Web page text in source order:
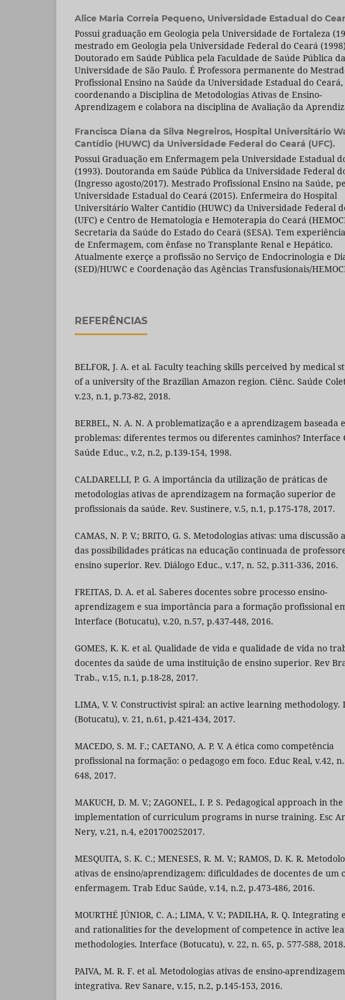
Alice Maria Correia Pequeno, Universidade Estadual do
Possui graduação em Geologia pela Universidade de Fortaleza
mestrado em Geologia pela Universidade Federal do Ceará
Doutorado em Saúde Pública pela Faculdade de Saúde Pública da
Universidade de São Paulo. É Professora permanente do
Profissional Ensino na Saúde da Universidade Estadual do Ceará,
coordenando a Disciplina de Metodologias Ativas de Ensino-
Aprendizagem e colabora na disciplina de Avaliação da
Francisca Diana da Silva Negreiros, Hospital Universitário
Cantídio (HUWC) da Universidade Federal do Ceará (UFC).
Possui Graduação em Enfermagem pela Universidade Estadual
(1993). Doutoranda em Saúde Pública da Universidade Federal
(Ingresso agosto/2017). Mestrado Profissional Ensino na Saúde,
Universidade Estadual do Ceará (2015). Enfermeira do Hospital
Universitário Walter Cantídio (HUWC) da Universidade Federal
(UFC) e Centro de Hematologia e Hemoterapia do Ceará
Secretaria da Saúde do Estado do Ceará (SESA). Tem
de Enfermagem, com ênfase no Transplante Renal e Hepático.
Atualmente exerçe a profissão no Serviço de Endocrinologia e
(SED)/HUWC e Coordenaçâo das Agências Transfusionais/
REFERÊNCIAS
BELFOR, J. A. et al. Faculty teaching skills perceived by medical
of a university of the Brazilian Amazon region. Ciênc. Saúde
v.23, n.1, p.73-82, 2018.
BERBEL, N. A. N. A problematização e a aprendizagem baseada
problemas: diferentes termos ou diferentes caminhos? Interface
Saúde Educ., v.2, n.2, p.139-154, 1998.
CALDARELLI, P. G. A importância da utilização de práticas de
metodologias ativas de aprendizagem na formação superior de
profissionais da saúde. Rev. Sustinere, v.5, n.1, p.175-178, 2017.
CAMAS, N. P. V.; BRITO, G. S. Metodologias ativas: uma discussão
das possibilidades práticas na educação continuada de
ensino superior. Rev. Diálogo Educ., v.17, n. 52, p.311-336, 2016.
FREITAS, D. A. et al. Saberes docentes sobre processo ensino-
aprendizagem e sua importância para a formação profissional
Interface (Botucatu), v.20, n.57, p.437-448, 2016.
GOMES, K. K. et al. Qualidade de vida e qualidade de vida no
docentes da saúde de uma instituição de ensino superior. Rev
Trab., v.15, n.1, p.18-28, 2017.
LIMA, V. V. Constructivist spiral: an active learning methodology.
(Botucatu), v. 21, n.61, p.421-434, 2017.
MACEDO, S. M. F.; CAETANO, A. P. V. A ética como competência
profissional na formação: o pedagogo em foco. Educ Real, v.42,
648, 2017.
MAKUCH, D. M. V.; ZAGONEL, I. P. S. Pedagogical approach in the
implementation of curriculum programs in nurse training. Esc
Nery, v.21, n.4, e201700252017.
MESQUITA, S. K. C.; MENESES, R. M. V.; RAMOS, D. K. R.
ativas de ensino/aprendizagem: dificuldades de docentes de um
enfermagem. Trab Educ Saúde, v.14, n.2, p.473-486, 2016.
MOURTHÉ JÚNIOR, C. A.; LIMA, V. V.; PADILHA, R. Q. Integrating
and rationalities for the development of competence in active
methodologies. Interface (Botucatu), v. 22, n. 65, p. 577-588, 2018.
PAIVA, M. R. F. et al. Metodologias ativas de ensino-
integrativa. Rev Sanare, v.15, n.2, p.145-153, 2016.